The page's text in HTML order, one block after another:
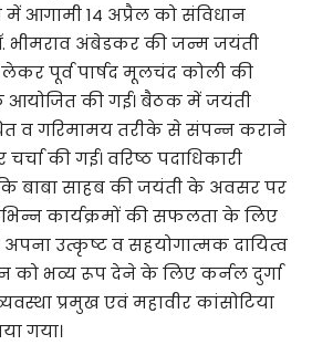
में आगामी 14 अप्रैल को संविधान
भीमराव अंबेडकर की जन्म जयंती
पूर्व पार्षद मूलचंद कोली की
आयोजित की गई। बैठक में जयंती
व गरिमामय तरीके से संपन्न कराने
की गई। वरिष्ठ पदाधिकारी
बाबा साहब की जयंती के अवसर पर
कार्यक्रमों की सफलता के लिए
उत्कृष्ट व सहयोगात्मक दायित्व
को भव्य रूप देने के लिए कर्नल दुर्गा
प्रमुख एवं महावीर कांसोटिया
गया।